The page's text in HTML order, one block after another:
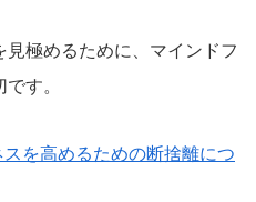
極めるために、マインドフ
す。
を高めるための断捨離につ